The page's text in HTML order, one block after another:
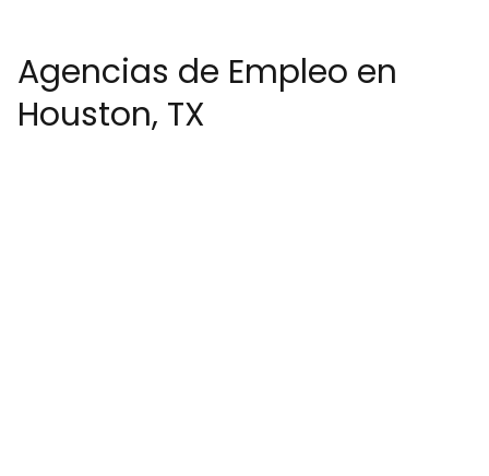
Agencias de Empleo en
Houston, TX